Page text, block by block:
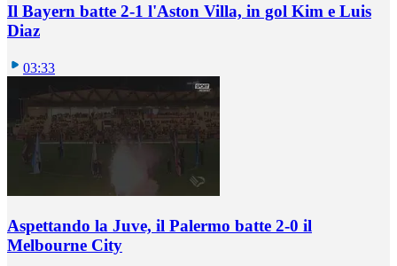
Il Bayern batte 2-1 l'Aston Villa, in gol Kim e Luis
Diaz
03:33
Aspettando la Juve, il Palermo batte 2-0 il
Melbourne City